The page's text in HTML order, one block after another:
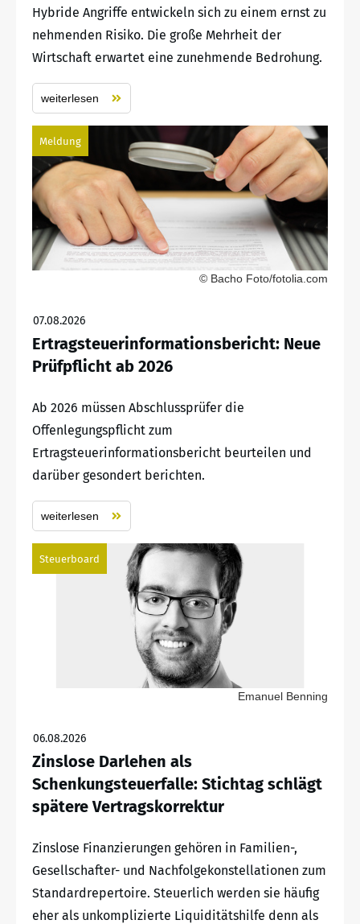
Hybride Angriffe entwickeln sich zu einem ernst zu
nehmenden Risiko. Die große Mehrheit der
Wirtschaft erwartet eine zunehmende Bedrohung.
weiterlesen
Meldung
© Bacho Foto/fotolia.com
07.08.2026
Ertragsteuerinformationsbericht: Neue
Prüfpflicht ab 2026
Ab 2026 müssen Abschlussprüfer die
Offenlegungspflicht zum
Ertragsteuerinformationsbericht beurteilen und
darüber gesondert berichten.
weiterlesen
Steuerboard
Emanuel Benning
06.08.2026
Zinslose Darlehen als
Schenkungsteuerfalle: Stichtag schlägt
spätere Vertragskorrektur
Zinslose Finanzierungen gehören in Familien-,
Gesellschafter- und Nachfolgekonstellationen zum
Standardrepertoire. Steuerlich werden sie häufig
eher als unkomplizierte Liquiditätshilfe denn als